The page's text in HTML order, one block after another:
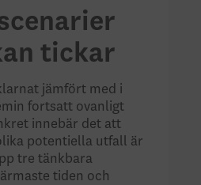
tickar
jämfört med i
fortsatt ovanligt
innebär det att
potentiella utfall är
tre tänkbara
tiden och